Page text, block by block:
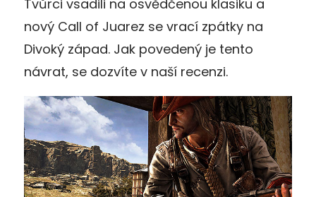
Tvůrci vsadili na osvědčenou klasiku a
nový Call of Juarez se vrací zpátky na
Divoký západ. Jak povedený je tento
návrat, se dozvíte v naší recenzi.